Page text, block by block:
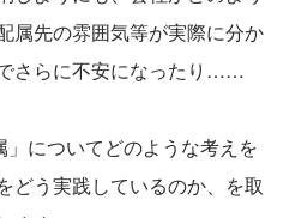
属先の雰囲気等が実際に分か
さらに不安になったり……
についてどのような考えを
どう実践しているのか、を取